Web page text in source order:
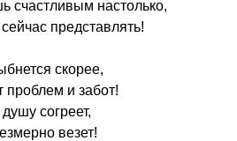
счастливым настолько,
представлять!
скорее,
проблем и забот!
согреет,
везет!